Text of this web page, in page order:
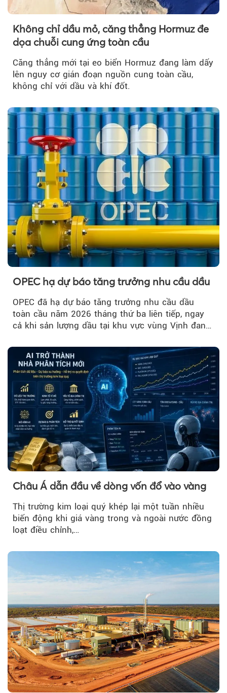
Không chỉ dầu mỏ, căng thẳng Hormuz đe
dọa chuỗi cung ứng toàn cầu
Căng thẳng mới tại eo biển Hormuz đang làm dấy
lên nguy cơ gián đoạn nguồn cung toàn cầu,
không chỉ với dầu và khí đốt.
OPEC hạ dự báo tăng trưởng nhu cầu dầu
OPEC đã hạ dự báo tăng trưởng nhu cầu dầu
toàn cầu năm 2026 tháng thứ ba liên tiếp, ngay
cả khi sản lượng dầu tại khu vực vùng Vịnh đang
Châu Á dẫn đầu về dòng vốn đổ vào vàng
Thị trường kim loại quý khép lại một tuần nhiều
biến động khi giá vàng trong và ngoài nước đồng
loạt điều chỉnh,…